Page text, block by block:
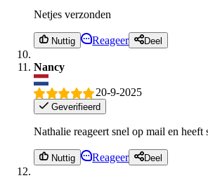
Netjes verzonden
Nuttig Reageer Deel
Nancy
20-9-2025
Geverifieerd
Nathalie reageert snel op mail en heeft
Nuttig Reageer Deel